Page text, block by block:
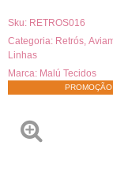
Sku: RETROS016
Categoria: Retrós
Linhas
Marca: Malú Tecidos
PROMOÇÃO